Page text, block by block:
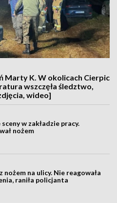
Marty K. W okolicach Cierpic
wszczęła śledztwo,
wideo]
w zakładzie pracy.
nożem
nożem na ulicy. Nie reagowała
raniła policjanta